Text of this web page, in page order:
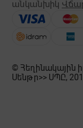
անկանխիկ
© Հեղինակային
Սենթր>> ՍՊԸ,